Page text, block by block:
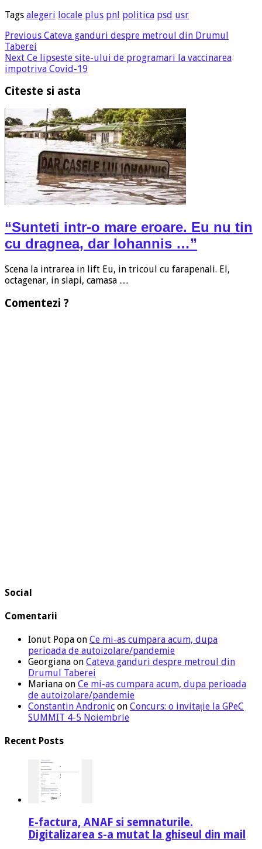
Tags alegeri locale plus pnl politica psd usr
Previous Cateva ganduri despre metroul din Drumul
Taberei
Next Ce lipseste site-ului de programari la vaccinarea
impotriva Covid-19
Citeste si asta
“Sunteti intr-o mare eroare. Eu nu tin
cu dragnea, dar Iohannis …”
Scena la intrarea in lift Eu, in tricoul cu farapenali. El,
octagenar, in slapi, camasa …
Comentezi ?
Social
Comentarii
Ionut Popa on Ce mi-as cumpara acum, dupa
perioada de autoizolare/pandemie
Georgiana on Cateva ganduri despre metroul din
Drumul Taberei
Mariana on Ce mi-as cumpara acum, dupa perioada
de autoizolare/pandemie
Constantin Andronic on Concurs: o invitație la GPeC
SUMMIT 4-5 Noiembrie
Recent Posts
E-factura, ANAF si semnaturile.
Digitalizarea s-a mutat la ghiseul din mail